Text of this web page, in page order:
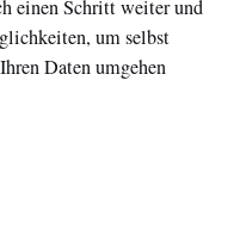
einen Schritt weiter und
um selbst
Daten umgehen